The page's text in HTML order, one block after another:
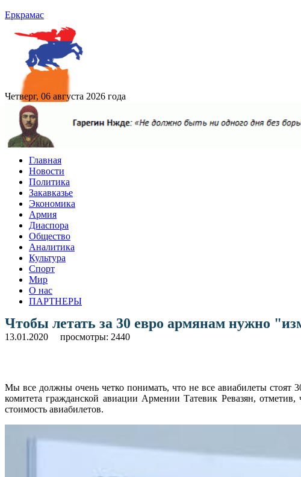
Еркрамас
Четверг, 06 августа 2026 года
Главная
Новости
Политика
Закавказье
Экономика
Армия
Диаспора
Общество
Аналитика
Культура
Спорт
Мир
О нас
ПАРТНЕРЫ
Чтобы летать за 30 евро армянам нужно
13.01.2020 просмотры: 2440
Мы все должны очень четко понимать, что не все авиабилеты стоят
комитета гражданской авиации Армении Татевик Ревазян,
стоимость авиабилетов.